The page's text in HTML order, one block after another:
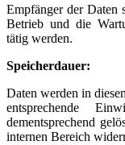
Empfänger der Daten
Betrieb und die
tätig werden.
Speicherdauer:
Daten werden in
entsprechende
dementsprechend
internen Bereich